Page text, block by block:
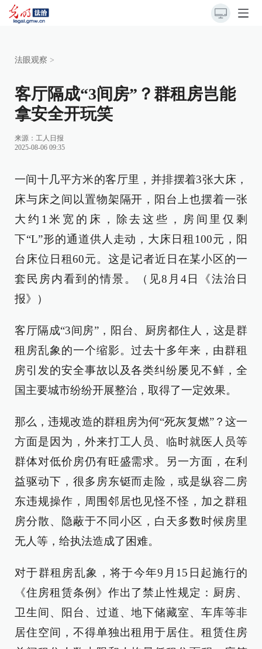
法眼观察 >
客厅隔成“3间房”？群租房岂能
拿安全开玩笑
来源： 工人日报
2025-08-06 09:35
一间十几平方米的客厅里，并排摆着3张大床，
床与床之间以置物架隔开，阳台上也摆着一张
大约1米宽的床，除去这些，房间里仅剩
下“L”形的通道供人走动，大床日租100元，阳
台床位日租60元。这是记者近日在某小区的一
套民房内看到的情景。（见8月4日《法治日
报》）
客厅隔成“3间房”，阳台、厨房都住人，这是群
租房乱象的一个缩影。过去十多年来，由群租
房引发的安全事故以及各类纠纷屡见不鲜，全
国主要城市纷纷开展整治，取得了一定效果。
那么，违规改造的群租房为何“死灰复燃”？这一
方面是因为，外来打工人员、临时就医人员等
群体对低价房仍有旺盛需求。另一方面，在利
益驱动下，很多房东铤而走险，或是纵容二房
东违规操作，周围邻居也见怪不怪，加之群租
房分散、隐蔽于不同小区，白天多数时候房里
无人等，给执法造成了困难。
对于群租房乱象，将于今年9月15日起施行的
《住房租赁条例》作出了禁止性规定：厨房、
卫生间、阳台、过道、地下储藏室、车库等非
居住空间，不得单独出租用于居住。租赁住房